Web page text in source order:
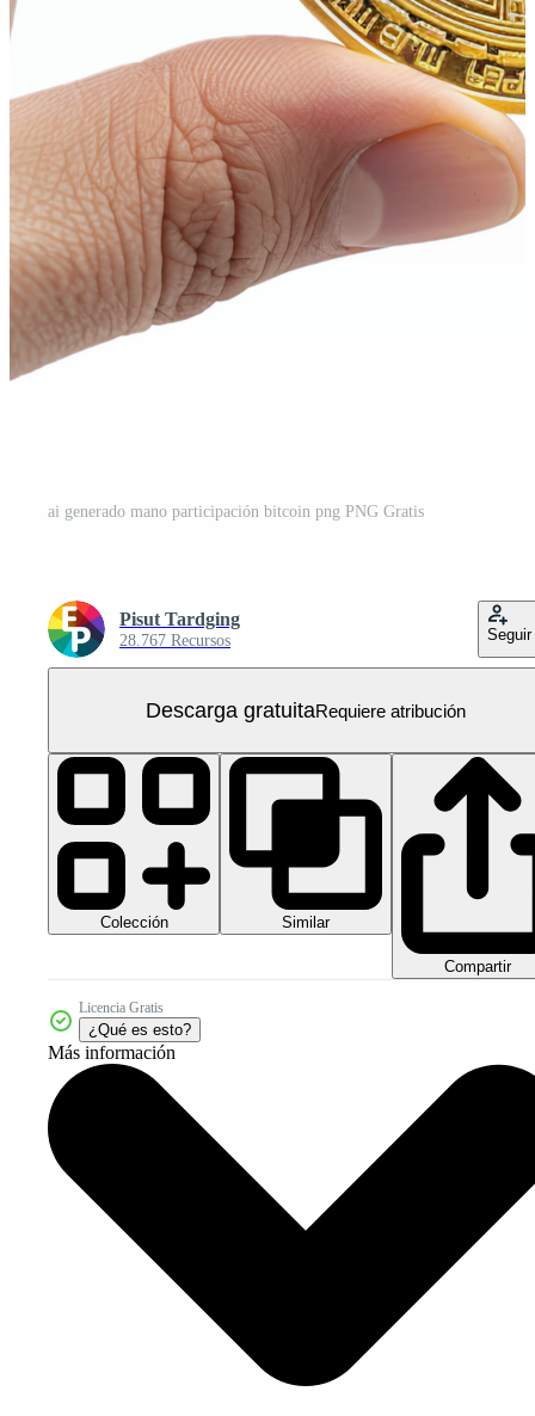
ai generado mano participación bitcoin png PNG Gratis
Pisut Tardging
28.767 Recursos Seguir
Descarga gratuitaRequiere atribución
Colección Similar
Compartir
Licencia Gratis
¿Qué es esto?
Más información